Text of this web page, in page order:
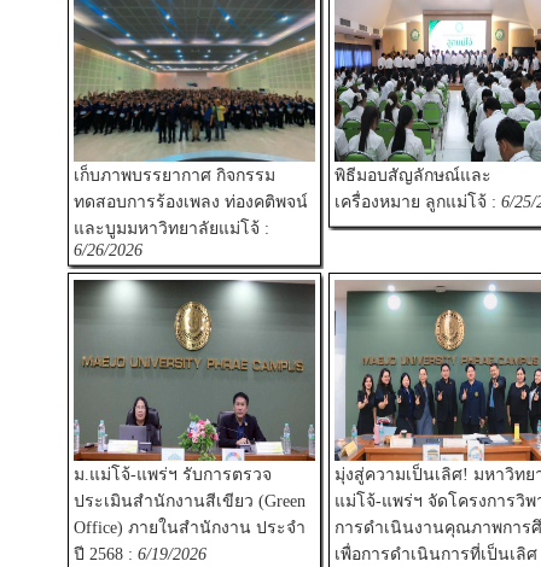
เก็บภาพบรรยากาศ กิจกรรม
ทดสอบการร้องเพลง ท่องคติพจน์
และบูมมหาวิทยาลัยแม่โจ้ :
6/26/2026
พิธีมอบสัญลักษณ์และ
เครื่องหมาย ลูกแม่โจ้ : 6/25/
ม.แม่โจ้-แพร่ฯ รับการตรวจ
ประเมินสำนักงานสีเขียว (Green
Office) ภายในสำนักงาน ประจำ
ปี 2568 : 6/19/2026
มุ่งสู่ความเป็นเลิศ! มหาวิทย
แม่โจ้-แพร่ฯ จัดโครงการวิพ
การดำเนินงานคุณภาพการ
เพื่อการดำเนินการที่เป็นเลิศ